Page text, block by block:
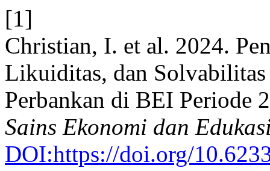
[1]
Christian, I. et al. 2024.
Likuiditas, dan Solvabilitas
Perbankan di BEI Periode
Sains Ekonomi dan
DOI:https://doi.org/